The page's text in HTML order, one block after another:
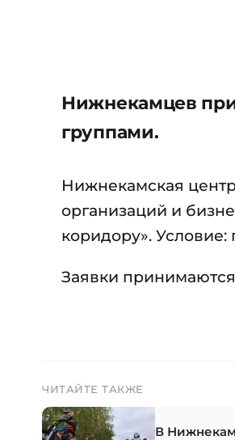
Нижнекамцев
группами.
Нижнекамская
организаций и
коридору». Условие:
Заявки
ЧИТАЙТЕ ТАКЖЕ
В